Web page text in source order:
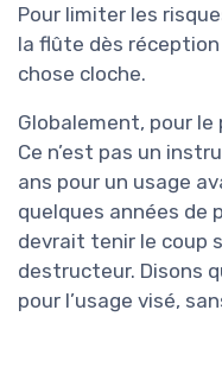
Pour limiter les
la flûte dès
chose cloche.
Globalement, pour
Ce n’est pas un
ans pour un usage
quelques années de
devrait tenir le coup
destructeur. Disons
pour l’usage visé,